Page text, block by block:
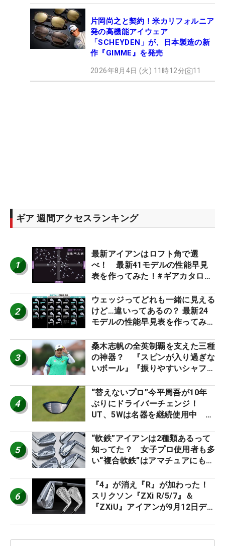
片岡尚之と契約！米カリフォルニア
発の高機能アイウェア
「SCHEYDEN」が、日本製造の新
作『GIMME』を発売
2026年8月4日 (火) 11時12分 11
ギア 週間アクセスランキング
1
最新アイアンはロフト角で選
べ！ 最新41モデルの性能早見
表を作ってみた！#ギアカタログ
2
ウェッジってどれも一緒に見える
けど…違いってあるの？ 最新24
モデルの性能早見表を作ってみ
3
桑木志帆の全英制覇を支えた三種
の神器？ 『スピンが入り過ぎな
いボール』『振りやすいシャフ
ー』 #女子プロセッティング
4
“替えないプロ”今平周吾が10年
ぶりにドライバーチェンジ！
UT、5Wは名器を継続使用中 #
5
“軟鉄”アイアンは2種類あるって
知ってた？ 女子プロ使用者も多
い“複合軟鉄”はアマチュアにもオ
6
『4』が消え『R』が加わった！
スリクソン『ZXi R/5/7』＆
『ZXiU』アイアンが9月12日デ